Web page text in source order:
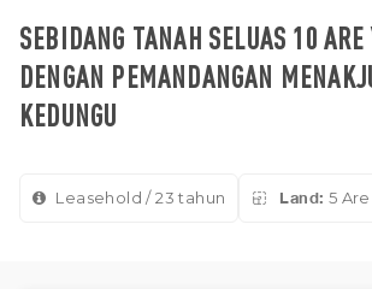
SEBIDANG TANAH SELUAS 10 ARE
DENGAN PEMANDANGAN
KEDUNGU
Leasehold / 23 tahun Land: 5 Are